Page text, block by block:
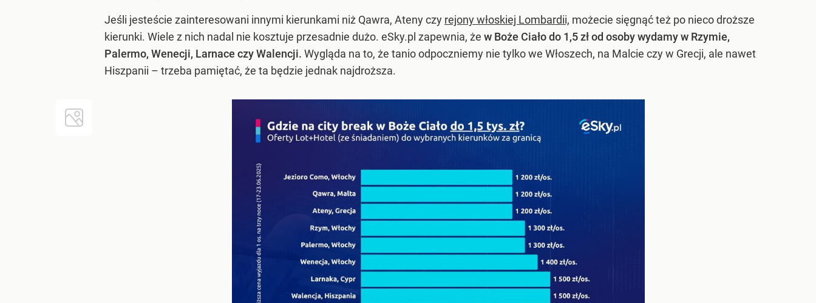
Jeśli jesteście zainteresowani innymi kierunkami niż Qawra, Ateny czy rejony włoskiej Lombardii, możecie sięgnąć też po nieco droższe
kierunki. Wiele z nich nadal nie kosztuje przesadnie dużo. eSky.pl zapewnia, że w Boże Ciało do 1,5 zł od osoby wydamy w Rzymie,
Palermo, Wenecji, Larnace czy Walencji. Wygląda na to, że tanio odpoczniemy nie tylko we Włoszech, na Malcie czy w Grecji, ale nawet
Hiszpanii – trzeba pamiętać, że ta będzie jednak najdroższa.